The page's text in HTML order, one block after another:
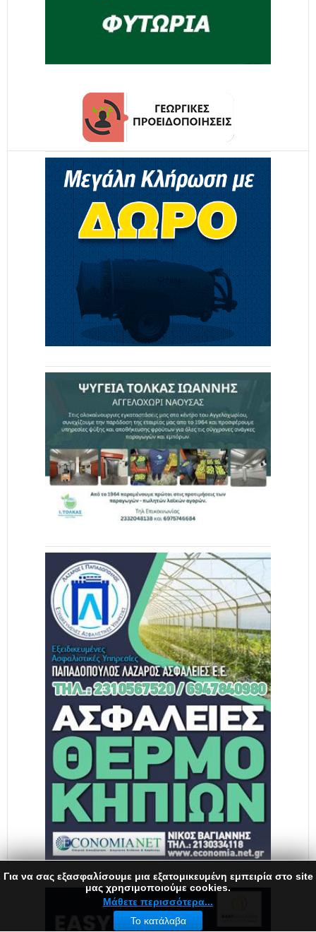
Για να σας εξασφαλίσουμε μια εξατομικευμένη εμπειρία στο site
μας χρησιμοποιούμε cookies.
Μάθετε περισσότερα...
Το κατάλαβα